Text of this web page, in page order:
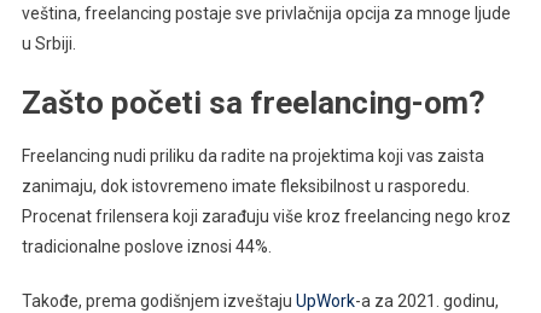
veština, freelancing postaje sve privlačnija opcija za mnoge ljude
u Srbiji.
Zašto početi sa freelancing-om?
Freelancing nudi priliku da radite na projektima koji vas zaista
zanimaju, dok istovremeno imate fleksibilnost u rasporedu.
Procenat frilensera koji zarađuju više kroz freelancing nego kroz
tradicionalne poslove iznosi 44%.
Takođe, prema godišnjem izveštaju UpWork-a za 2021. godinu,